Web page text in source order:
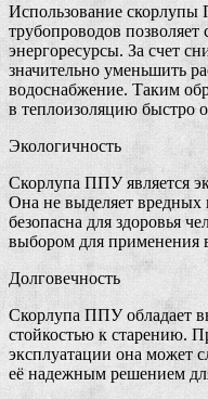
Использование
трубопроводов позволяет
энергоресурсы. За счет
значительно уменьшить
водоснабжение. Таким
в теплоизоляцию быстро
Экологичность
Скорлупа ППУ является
Она не выделяет
безопасна для здоровья
выбором для применения
Долговечность
Скорлупа ППУ обладает
стойкостью к старению.
эксплуатации она может
её надежным решением